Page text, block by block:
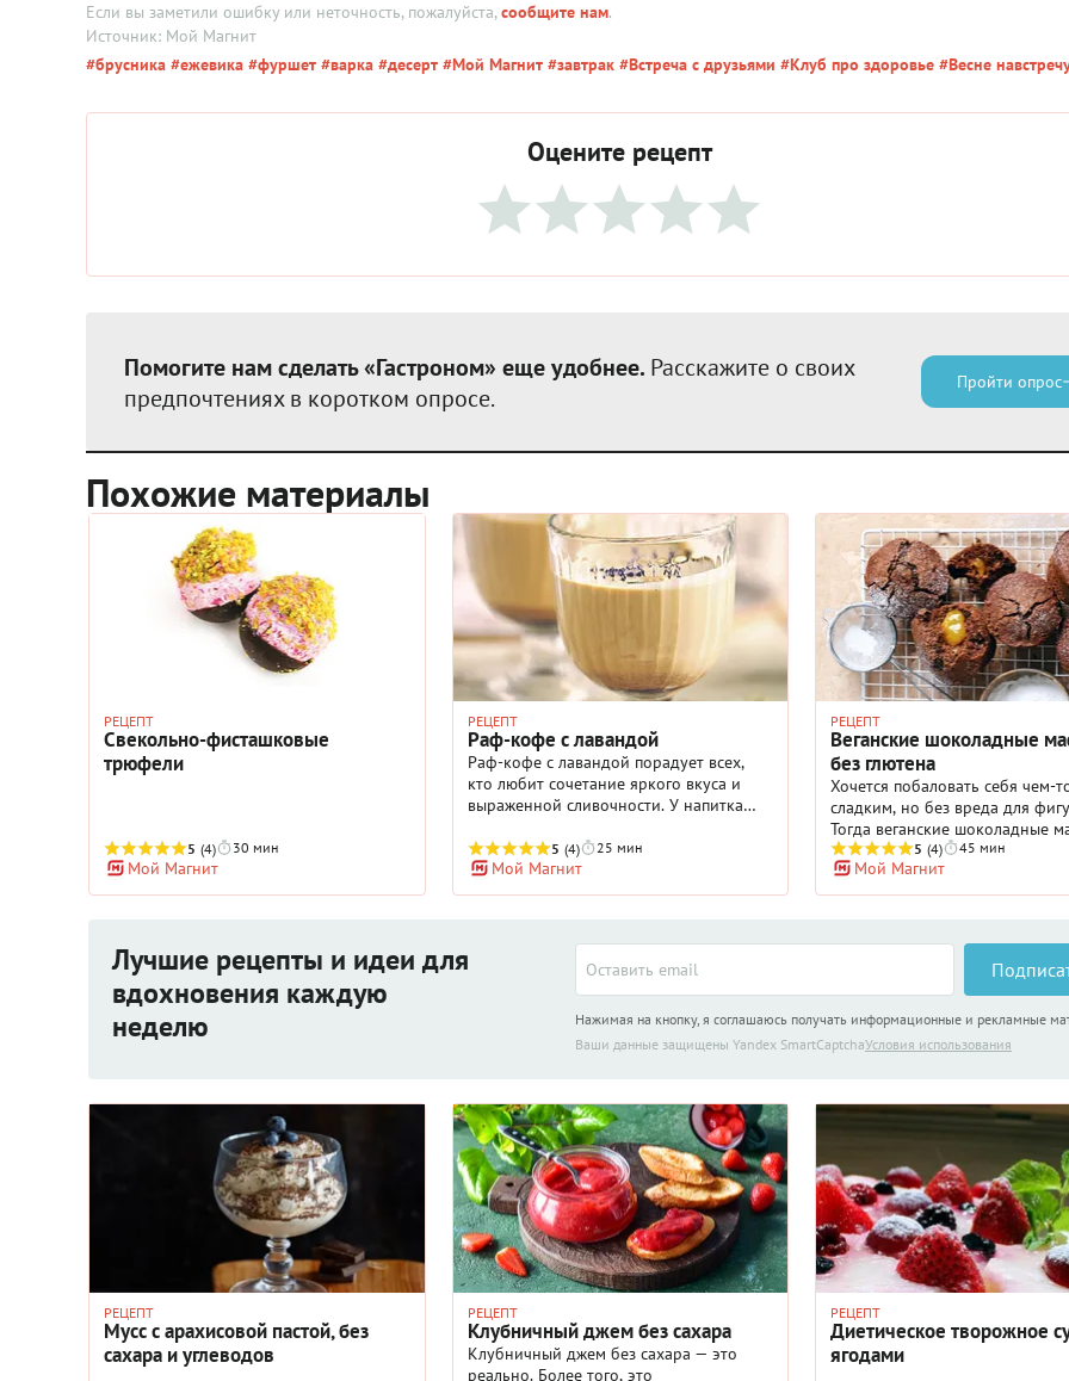
Если вы заметили ошибку или неточность, пожалуйста,сообщите нам.
Источник: Мой Магнит
#брусника #ежевика #фуршет #варка #десерт #Мой Магнит #завтрак #Встреча с друзьями #Клуб про здоровье #Весне
Оцените рецепт
Помогите нам сделать «Гастроном» еще удобнее. Расскажите о своих
предпочтениях в коротком опросе.
Пройти опрос
Похожие материалы
РЕЦЕПТ
Свекольно-фисташковые
трюфели
5 (4) 30 мин
Мой Магнит
РЕЦЕПТ
Раф-кофе с лавандой
Раф-кофе с лавандой порадует всех,
кто любит сочетание яркого вкуса и
выраженной сливочности. У напитка
городскую легенду. Кофе раф появился
в Москве: в одну из кофеен постоянно
заходил молодой человек по имени
От капучино рецепт отличался гораздо
большей кремовостью, да и вообще
напоминал ароматный, нежный десерт.
Слава напитка быстро полетела по
столице, и люди просили у баристы
кофе-раф стал обязательным пунктом в
меню. Впрочем, его можно сварить и
дома. Раф прекрасно принимает разные
оттенки вкуса, например, лаванду.
Добавляется тонкий аромат трав,
делающий его еще лучше.
5 (4) 25 мин
Мой Магнит
РЕЦЕПТ
Веганские шоколадные
без глютена
Хочется побаловать себя чем-
сладким, но без вреда для
Тогда веганские шоколадные
станут отличным решением. В
глютена, рафинированного
ингредиентов животного
апельсиновой начинкой
феноменальный. Сочетание
апельсинов, кажется, создано
небесах. Недаром один из
добавлением апельсиновой
кстати, джем для начинки
выбрать также в отделе
питания вашего любимого
может быть не только
экспериментируйте! Чашечка
шоколадный маффин с яркой
сердцевинкой джема – и пусть
проблемы останутся где-то
5 (4) 45 мин
Мой Магнит
Лучшие рецепты и идеи для
вдохновения каждую
неделю
Нажимая на кнопку, я соглашаюсь получать информационные и рекламные
Ваши данные защищены Yandex SmartCaptchaУсловия использования
РЕЦЕПТ
Мусс с арахисовой пастой, без
сахара и углеводов
РЕЦЕПТ
Клубничный джем без сахара
Клубничный джем без сахара — это
реально. Более того, это
РЕЦЕПТ
Диетическое творожное
ягодами